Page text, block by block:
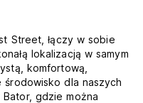
Street, łączy w sobie
lokalizacją w samym
komfortową,
dla naszych
Bator, gdzie można